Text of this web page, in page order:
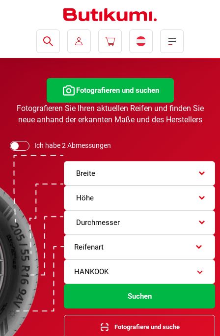
Fotografieren und suchen
Fotografieren Sie Ihren aktuellen Reifen und finden Sie
neue anhand der erkannten Maße und des Herstellers
Ich habe 2 Abmessungen
Breite
Höhe
Durchmesser
Reifenart
HANKOOK
Suchen
Fotografiere und suche